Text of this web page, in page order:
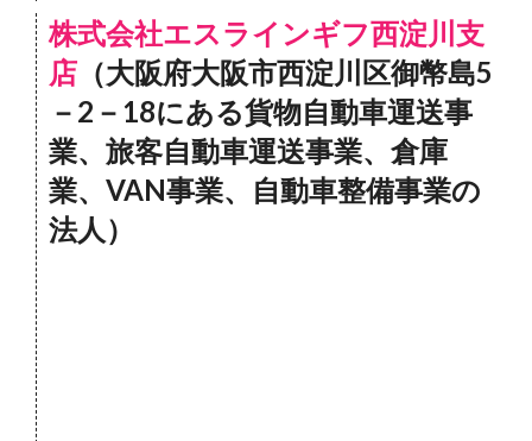
株式会社エスラインギフ西淀川支
店 （大阪府大阪市西淀川区御幣島5
－2－18にある貨物自動車運送事
業、旅客自動車運送事業、倉庫
業、VAN事業、自動車整備事業の
法人）